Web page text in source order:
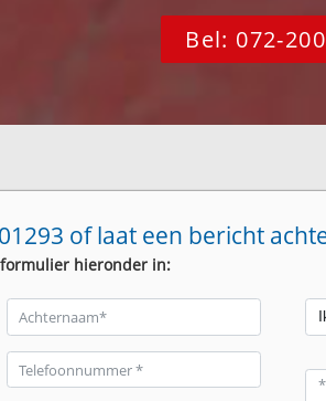
Bel: 072-
of laat een bericht
hieronder in: